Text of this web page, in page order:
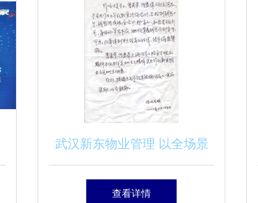
武汉新东物业管理 以全场景
专业服务构建现代人居新生态
查看详情